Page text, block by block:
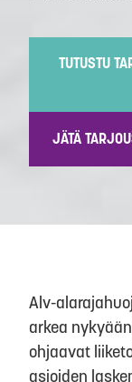
TUTUSTU
JÄTÄ
Alv-
arkea
ohjaavat
asioiden